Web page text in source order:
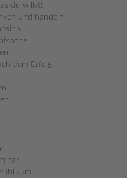
du willst!
und handeln
dem Erfolg